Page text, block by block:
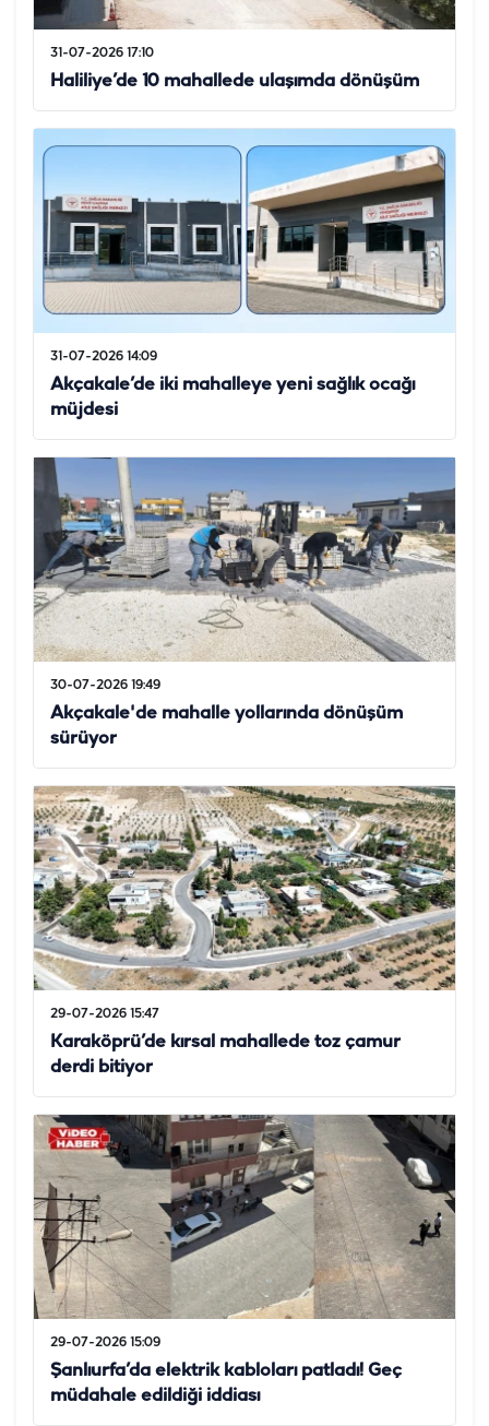
31-07-2026 17:10
Haliliye’de 10 mahallede ulaşımda dönüşüm
31-07-2026 14:09
Akçakale’de iki mahalleye yeni sağlık ocağı
müjdesi
30-07-2026 19:49
Akçakale'de mahalle yollarında dönüşüm
sürüyor
29-07-2026 15:47
Karaköprü’de kırsal mahallede toz çamur
derdi bitiyor
29-07-2026 15:09
Şanlıurfa’da elektrik kabloları patladı! Geç
müdahale edildiği iddiası